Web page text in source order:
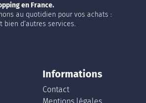
en France.
au quotidien pour vos achats :
d’autres services.
Informations
Contact
Mentions légales